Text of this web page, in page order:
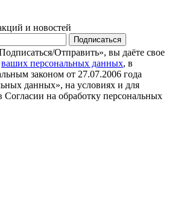
и новостей
Подписаться
Отправить», вы даёте свое
ваших персональных данных, в
законом от 27.07.2006 года
данных», на условиях и для
Согласии на обработку персональных